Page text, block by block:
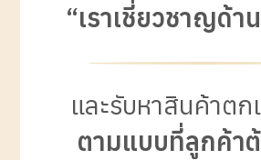
“เราเชี่ยวชาญด้า
และรับหาสินค้าตก
ตามแบบที่ลูกค้า